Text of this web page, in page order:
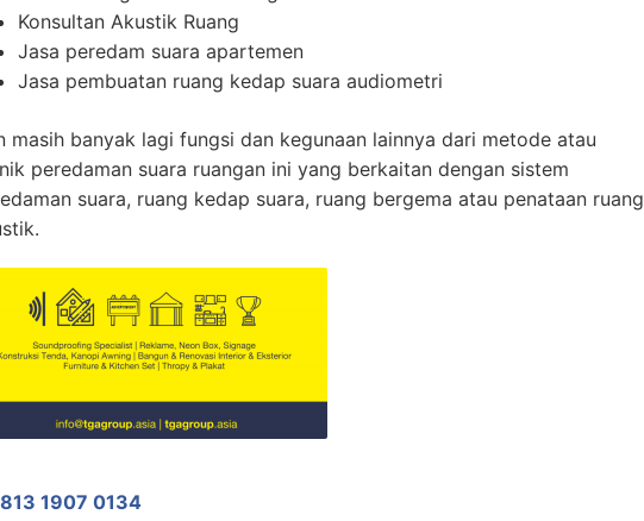
Konsultan Akustik Ruang
Jasa peredam suara apartemen
Jasa pembuatan ruang kedap suara audiometri
masih banyak lagi fungsi dan kegunaan lainnya dari metode atau
peredaman suara ruangan ini yang berkaitan dengan sistem
suara, ruang kedap suara, ruang bergema atau penataan ruang
1907 0134